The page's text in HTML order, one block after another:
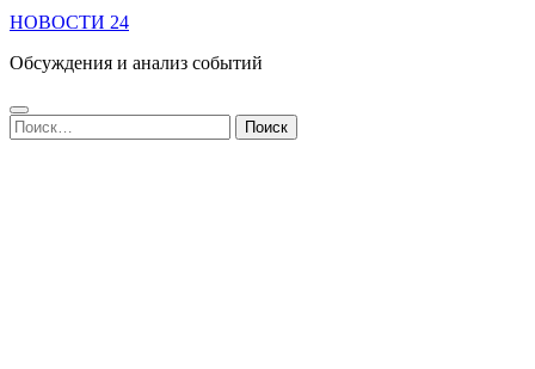
НОВОСТИ 24
Обсуждения и анализ событий
Найти: